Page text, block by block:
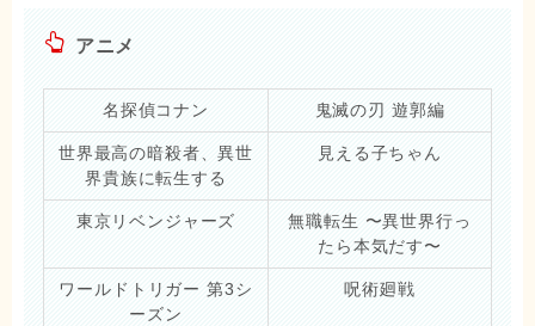
アニメ
名探偵コナン 鬼滅の刃 遊郭編
世界最高の暗殺者、異世
界貴族に転生する
見える子ちゃん
東京リベンジャーズ
無職転生 〜異世界行っ
たら本気だす〜
ワールドトリガー 第3シ
ーズン
呪術廻戦